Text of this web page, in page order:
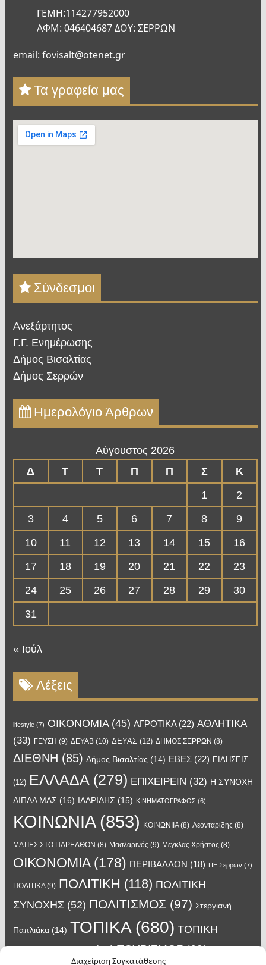
Διαχείριση Συγκατάθεσης
ΓΕΜΗ:114277952000
ΑΦΜ: 046404687 ΔΟΥ: ΣΕΡΡΩΝ
email: fovisalt@otenet.gr
Τα γραφεία μας
Σύνδεσμοι
Ανεξάρτητος
Γ.Γ. Ενημέρωσης
Δήμος Βισαλτίας
Δήμος Σερρών
Ημερολόγιο Άρθρων
Αύγουστος 2026
Δ
Τ Τ Π Π Σ
Κ
1
2
3
4 5 6 7 8
9
10
11 12 13 14 15
16
17
18 19 20 21 22
23
24
25 26 27 28 29
30
31
« Ιούλ
Λέξεις
lifestyle(7) OIKONOMIA(45) ΑΓΡΟΤΙΚΑ(22) ΑΘΛΗΤΙΚΑ
(33) ΓΕΥΣΗ (9) ΔΕΥΑΒ(10) ΔΕΥΑΣ(12) ΔΗΜΟΣ ΣΕΡΡΩΝ (8)
ΔΙΕΘΝΗ (85) Δήμος Βισαλτίας (14) ΕΒΕΣ(22) ΕΙΔΗΣΕΙΣ
(12) ΕΛΛΑΔΑ(279) ΕΠΙΧΕΙΡΕΙΝ (32) Η ΣΥΝΟΧΗ
ΔΙΠΛΑ ΜΑΣ (16) ΙΛΑΡΙΔΗΣ (15) ΚΙΝΗΜΑΤΟΓΡΑΦΟΣ (6)
ΚΟΙΝΩΝΙΑ(853) ΚΟΙΝΩΝΙΙΑ(8) Λεονταρίδης (8)
ΜΑΤΙΕΣ ΣΤΟ ΠΑΡΕΛΘΟΝ (8) Μασλαρινός (9) Μεγκλας Χρήστος (8)
ΟΙΚΟΝΟΜΙΑ(178) ΠΕΡΙΒΑΛΛΟΝ (18) ΠΕ Σερρων (7)
ΠΟΛΙΤΙΚΑ(9) ΠΟΛΙΤΙΚΗ (118) ΠΟΛΙΤΙΚΗ
ΣΥΝΟΧΗΣ(52) ΠΟΛΙΤΙΣΜΟΣ (97) Στεργιανή
Παπλιάκα(14) ΤΟΠΙΚΑ(680) ΤΟΠΙΚΗ
ΑΥΤΟΔΙΟΙΚΗΣΗ(45) ΤΟΥΡΙΣΜΟΣ(63)